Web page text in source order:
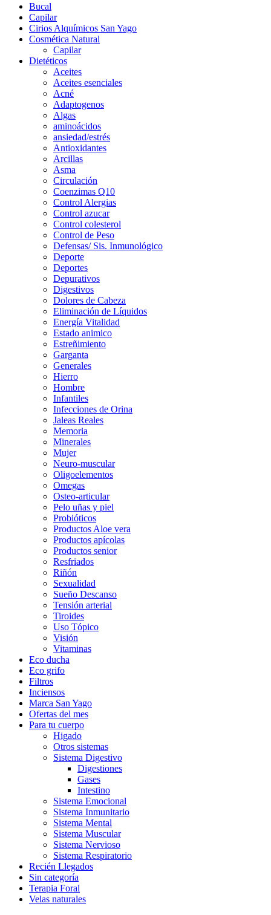
Bucal
Capilar
Cirios Alquímicos San Yago
Cosmética Natural
Capilar
Dietéticos
Aceites
Aceites esenciales
Acné
Adaptogenos
Algas
aminoácidos
ansiedad/estrés
Antioxidantes
Arcillas
Asma
Circulación
Coenzimas Q10
Control Alergias
Control azucar
Control colesterol
Control de Peso
Defensas/ Sis. Inmunológico
Deporte
Deportes
Depurativos
Digestivos
Dolores de Cabeza
Eliminación de Líquidos
Energía Vitalidad
Estado animico
Estreñimiento
Garganta
Generales
Hierro
Hombre
Infantiles
Infecciones de Orina
Jaleas Reales
Memoria
Minerales
Mujer
Neuro-muscular
Oligoelementos
Omegas
Osteo-articular
Pelo uñas y piel
Probióticos
Productos Aloe vera
Productos apícolas
Productos senior
Resfriados
Riñón
Sexualidad
Sueño Descanso
Tensión arterial
Tiroides
Uso Tópico
Visión
Vitaminas
Eco ducha
Eco grifo
Filtros
Inciensos
Marca San Yago
Ofertas del mes
Para tu cuerpo
Higado
Otros sistemas
Sistema Digestivo
Digestiones
Gases
Intestino
Sistema Emocional
Sistema Inmunitario
Sistema Mental
Sistema Muscular
Sistema Nervioso
Sistema Respiratorio
Recién Llegados
Sin categoría
Terapia Foral
Velas naturales